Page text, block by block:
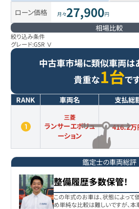
ローン価格 月々27,900円
相場比較
絞り込み条件
グレード:GSR Ⅴ
中古車市場に類似車両は
貴重な1台で
RANK 車両名 支払総
三菱
ランサーエボリュ
ーション
416.2万
鑑定士の車両総評
整備履歴多数保管！
この年式のお車は、状態によって
め単純な比較は難しいですが、本